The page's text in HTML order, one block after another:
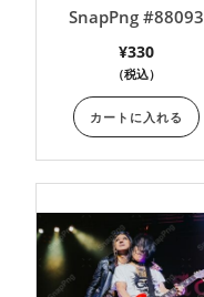
SnapPng #88093
¥330
（税込）
カートに入れる